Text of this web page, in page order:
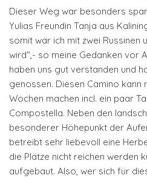
Dieser Weg war besonders
Yulias Freundin Tanja aus
somit war ich mit zwei Russinen
wird“,- so meine Gedanken vor
haben uns gut verstanden und
genossen. Diesen Camino kann
Wochen machen incl. ein paar
Compostella. Neben den
besonderer Höhepunkt der
betreibt sehr liebevoll eine
die Plätze nicht reichen werden
aufgebaut. Also, wer sich für